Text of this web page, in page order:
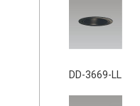
DD-3669-LL